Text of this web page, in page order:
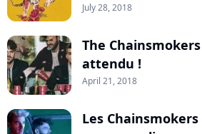
July 28, 2018
The
attendu !
April 21, 2018
Les